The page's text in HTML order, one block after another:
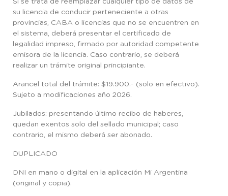
Si se trata de reemplazar cualquier tipo de datos de
su licencia de conducir perteneciente a otras
provincias, CABA o licencias que no se encuentren en
el sistema, deberá presentar el certificado de
legalidad impreso, firmado por autoridad competente
emisora de la licencia. Caso contrario, se deberá
realizar un trámite original principiante.
Arancel total del trámite: $19.900.- (solo en efectivo).
Sujeto a modificaciones año 2026.
Jubilados: presentando último recibo de haberes,
quedan exentos solo del sellado municipal; caso
contrario, el mismo deberá ser abonado.
DUPLICADO
DNI en mano o digital en la aplicación Mi Argentina
(original y copia).